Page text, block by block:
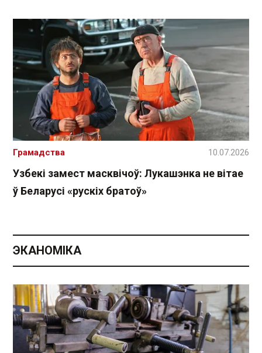
Узбекі замест масквічоў: Лукашэнка не вітае
ў Беларусі «рускіх братоў»
Грамадства 10.07.2026
ЭКАНОМІКА